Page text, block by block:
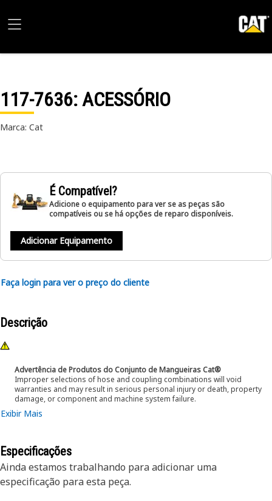
117-7636: ACESSÓRIO
Marca: Cat
É Compatível?
Adicione o equipamento para ver se as peças são
compatíveis ou se há opções de reparo disponíveis.
Adicionar Equipamento
Faça login para ver o preço do cliente
Descrição
Advertência de Produtos do Conjunto de Mangueiras Cat®
Improper selections of hose and coupling combinations will void
warranties and may result in serious personal injury or death, property
damage, or component and machine system failure.
Exibir Mais
Especificações
Ainda estamos trabalhando para adicionar uma
especificação para esta peça.